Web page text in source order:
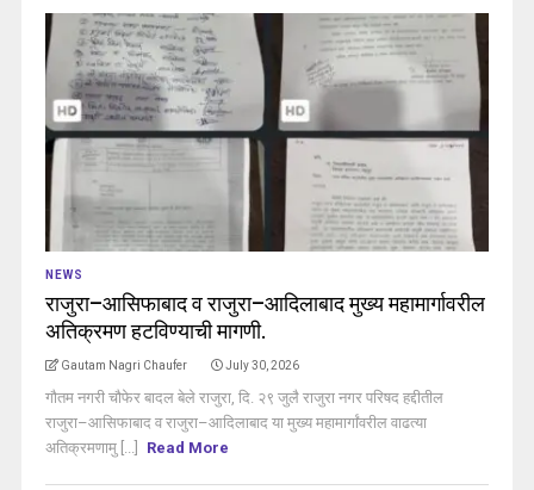
NEWS
राजुरा–आसिफाबाद व राजुरा–आदिलाबाद मुख्य महामार्गावरील
अतिक्रमण हटविण्याची मागणी.
Gautam Nagri Chaufer July 30, 2026
गौतम नगरी चौफेर बादल बेले राजुरा, दि. २९ जुलै राजुरा नगर परिषद हद्दीतील
राजुरा–आसिफाबाद व राजुरा–आदिलाबाद या मुख्य महामार्गांवरील वाढत्या
अतिक्रमणामु [...]
Read More